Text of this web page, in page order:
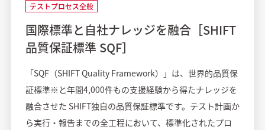
テストプロセス全般
国際標準と自社ナレッジを融合［SHIFT
品質保証標準 SQF］
「SQF（SHIFT Quality Framework）」は、世界的品質保
証標準※と年間4,000件もの支援経験から得たナレッジを
融合させた SHIFT独自の品質保証標準です。テスト計画か
ら実行・報告までの全工程において、標準化されたプロ